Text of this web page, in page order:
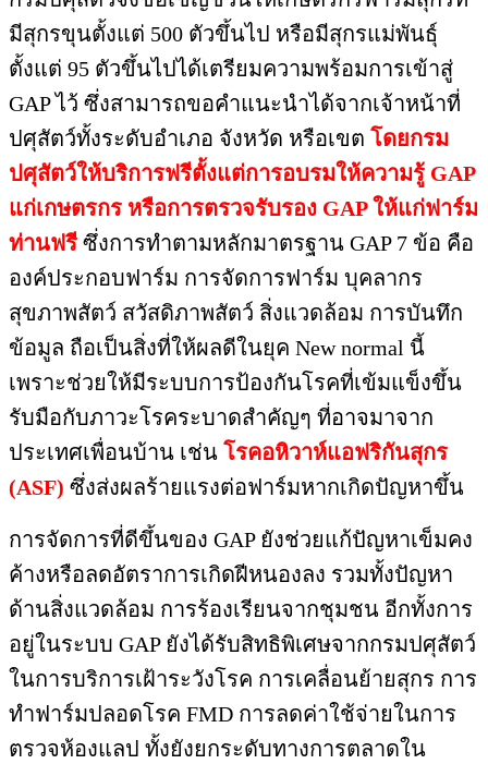
มีสุกรขุนตั้งแต่ 500 ตัวขึ้นไป หรือมีสุกรแม่พันธุ์
ตั้งแต่ 95 ตัวขึ้นไปได้เตรียมความพร้อมการเข้าสู่
GAP ไว้ ซึ่งสามารถขอคำแนะนำได้จากเจ้าหน้าที่
ปศุสัตว์ทั้งระดับอำเภอ จังหวัด หรือเขต โดยกรม
ปศุสัตว์ให้บริการฟรีตั้งแต่การอบรมให้ความรู้ GAP
แก่เกษตรกร หรือการตรวจรับรอง GAP ให้แก่ฟาร์ม
ท่านฟรี ซึ่งการทำตามหลักมาตรฐาน GAP 7 ข้อ คือ
องค์ประกอบฟาร์ม การจัดการฟาร์ม บุคลากร
สุขภาพสัตว์ สวัสดิภาพสัตว์ สิ่งแวดล้อม การบันทึก
ข้อมูล ถือเป็นสิ่งที่ให้ผลดีในยุค New normal นี้
เพราะช่วยให้มีระบบการป้องกันโรคที่เข้มแข็งขึ้น
รับมือกับภาวะโรคระบาดสำคัญๆ ที่อาจมาจาก
ประเทศเพื่อนบ้าน เช่น โรคอหิวาห์แอฟริกันสุกร
(ASF) ซึ่งส่งผลร้ายแรงต่อฟาร์มหากเกิดปัญหาขึ้น
การจัดการที่ดีขึ้นของ GAP ยังช่วยแก้ปัญหาเข็มคง
ค้างหรือลดอัตราการเกิดฝีหนองลง รวมทั้งปัญหา
ด้านสิ่งแวดล้อม การร้องเรียนจากชุมชน อีกทั้งการ
อยู่ในระบบ GAP ยังได้รับสิทธิพิเศษจากกรมปศุสัตว์
ในการบริการเฝ้าระวังโรค การเคลื่อนย้ายสุกร การ
ทำฟาร์มปลอดโรค FMD การลดค่าใช้จ่ายในการ
ตรวจห้องแลป ทั้งยังยกระดับทางการตลาดใน